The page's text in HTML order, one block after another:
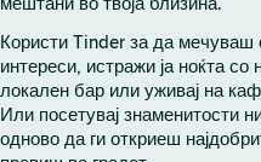
Користи Tinder за да мечуваш
интереси, истражи ја ноќта со
локален бар или уживај на
Или посетувај знаменитости
одново да ги откриеш